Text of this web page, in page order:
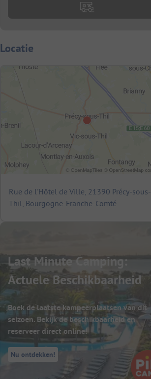
Locatie
Rue de l'Hôtel de Ville, 21390 Précy-sous-
Thil, Bourgogne-Franche-Comté
Last Minute Camping:
Actuele Beschikbaarheid
Boek de laatste kampeerplaatsen van dit
seizoen. Bekijk de beschikbaarheid en
reserveer direct online!
Nu ontdekken!